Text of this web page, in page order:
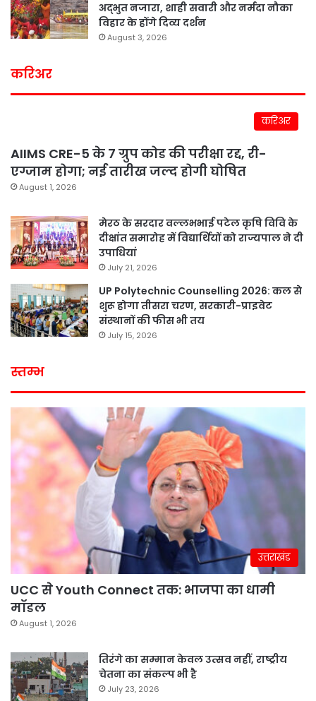
अद्भुत नजारा, शाही सवारी और नर्मदा नौका
विहार के होंगे दिव्य दर्शन
August 3, 2026
करिअर
करिअर
AIIMS CRE-5 के 7 ग्रुप कोड की परीक्षा रद्द, री-
एग्जाम होगा; नई तारीख जल्द होगी घोषित
August 1, 2026
मेरठ के सरदार वल्लभभाई पटेल कृषि विवि के
दीक्षांत समारोह में विद्यार्थियों को राज्यपाल ने दी
उपाधियां
July 21, 2026
UP Polytechnic Counselling 2026: कल से
शुरू होगा तीसरा चरण, सरकारी-प्राइवेट
संस्थानों की फीस भी तय
July 15, 2026
स्तम्भ
उत्तराखंड
UCC से Youth Connect तक: भाजपा का धामी
मॉडल
August 1, 2026
तिरंगे का सम्मान केवल उत्सव नहीं, राष्ट्रीय
चेतना का संकल्प भी है
July 23, 2026